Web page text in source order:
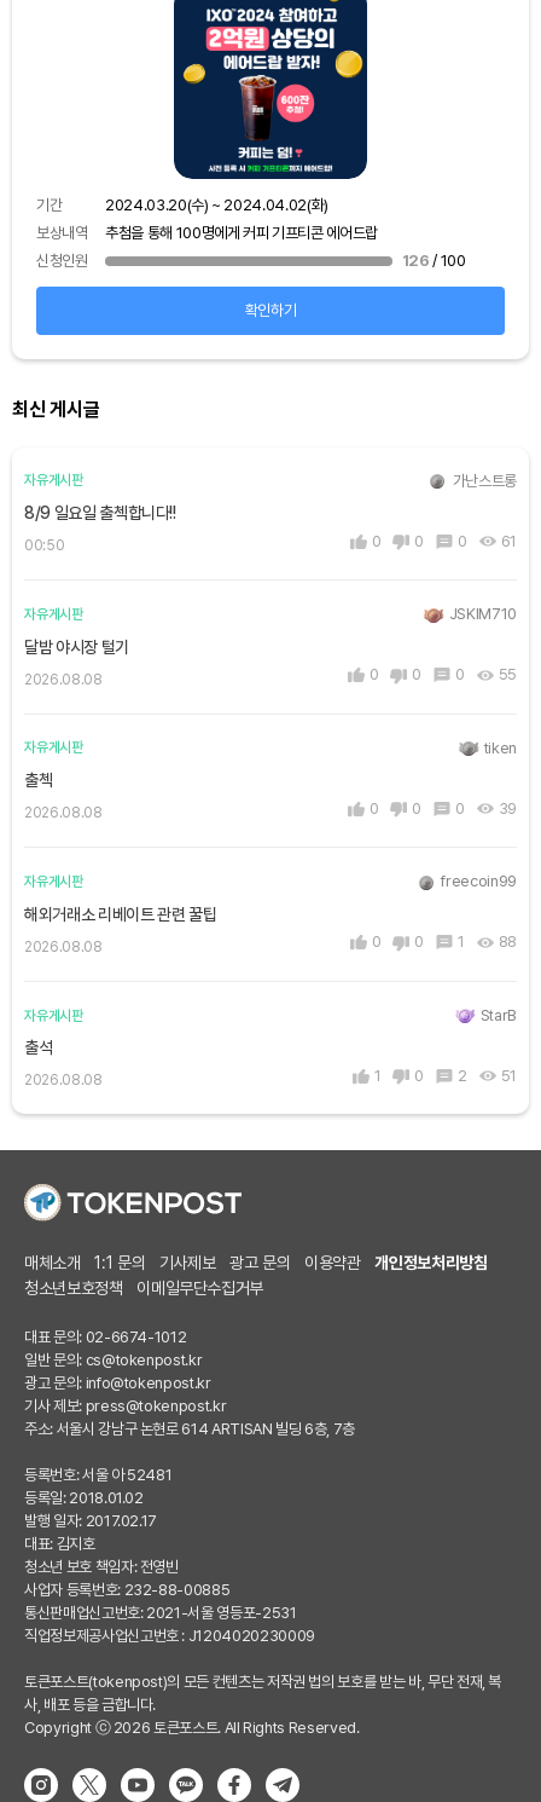
기간
2024.03.20(수) ~ 2024.04.02(화)
보상내역
추첨을 통해 100명에게 커피 기프티콘 에어드랍
신청인원
126 / 100
확인하기
최신 게시글
자유게시판 가난스트롱
8/9 일요일 출첵합니다!!
00:50 0 0 0 61
자유게시판 JSKIM710
달밤 야시장 털기
2026.08.08 0 0 0 55
자유게시판 tiken
출첵
2026.08.08 0 0 0 39
자유게시판 freecoin99
해외거래소 리베이트 관련 꿀팁
2026.08.08 0 0 1 88
자유게시판 StarB
출석
2026.08.08 1 0 2 51
매체소개 1:1 문의 기사제보 광고 문의 이용약관
개인정보처리방침
청소년보호정책
이메일무단수집거부
대표 문의: 02-6674-1012
일반 문의: cs@tokenpost.kr
광고 문의: info@tokenpost.kr
기사 제보: press@tokenpost.kr
주소: 서울시 강남구 논현로 614 ARTISAN 빌딩 6층, 7층
등록번호: 서울 아 52481
등록일: 2018.01.02
발행 일자: 2017.02.17
대표: 김지호
청소년 보호 책임자: 전영빈
사업자 등록번호: 232-88-00885
통신판매업신고번호: 2021-서울 영등포-2531
직업정보제공사업신고번호 : J1204020230009
토큰포스트(tokenpost)의 모든 컨텐츠는 저작권 법의 보호를 받는 바, 무단 전재, 복
사, 배포 등을 금합니다.
Copyright ⓒ 2026 토큰포스트. All Rights Reserved.